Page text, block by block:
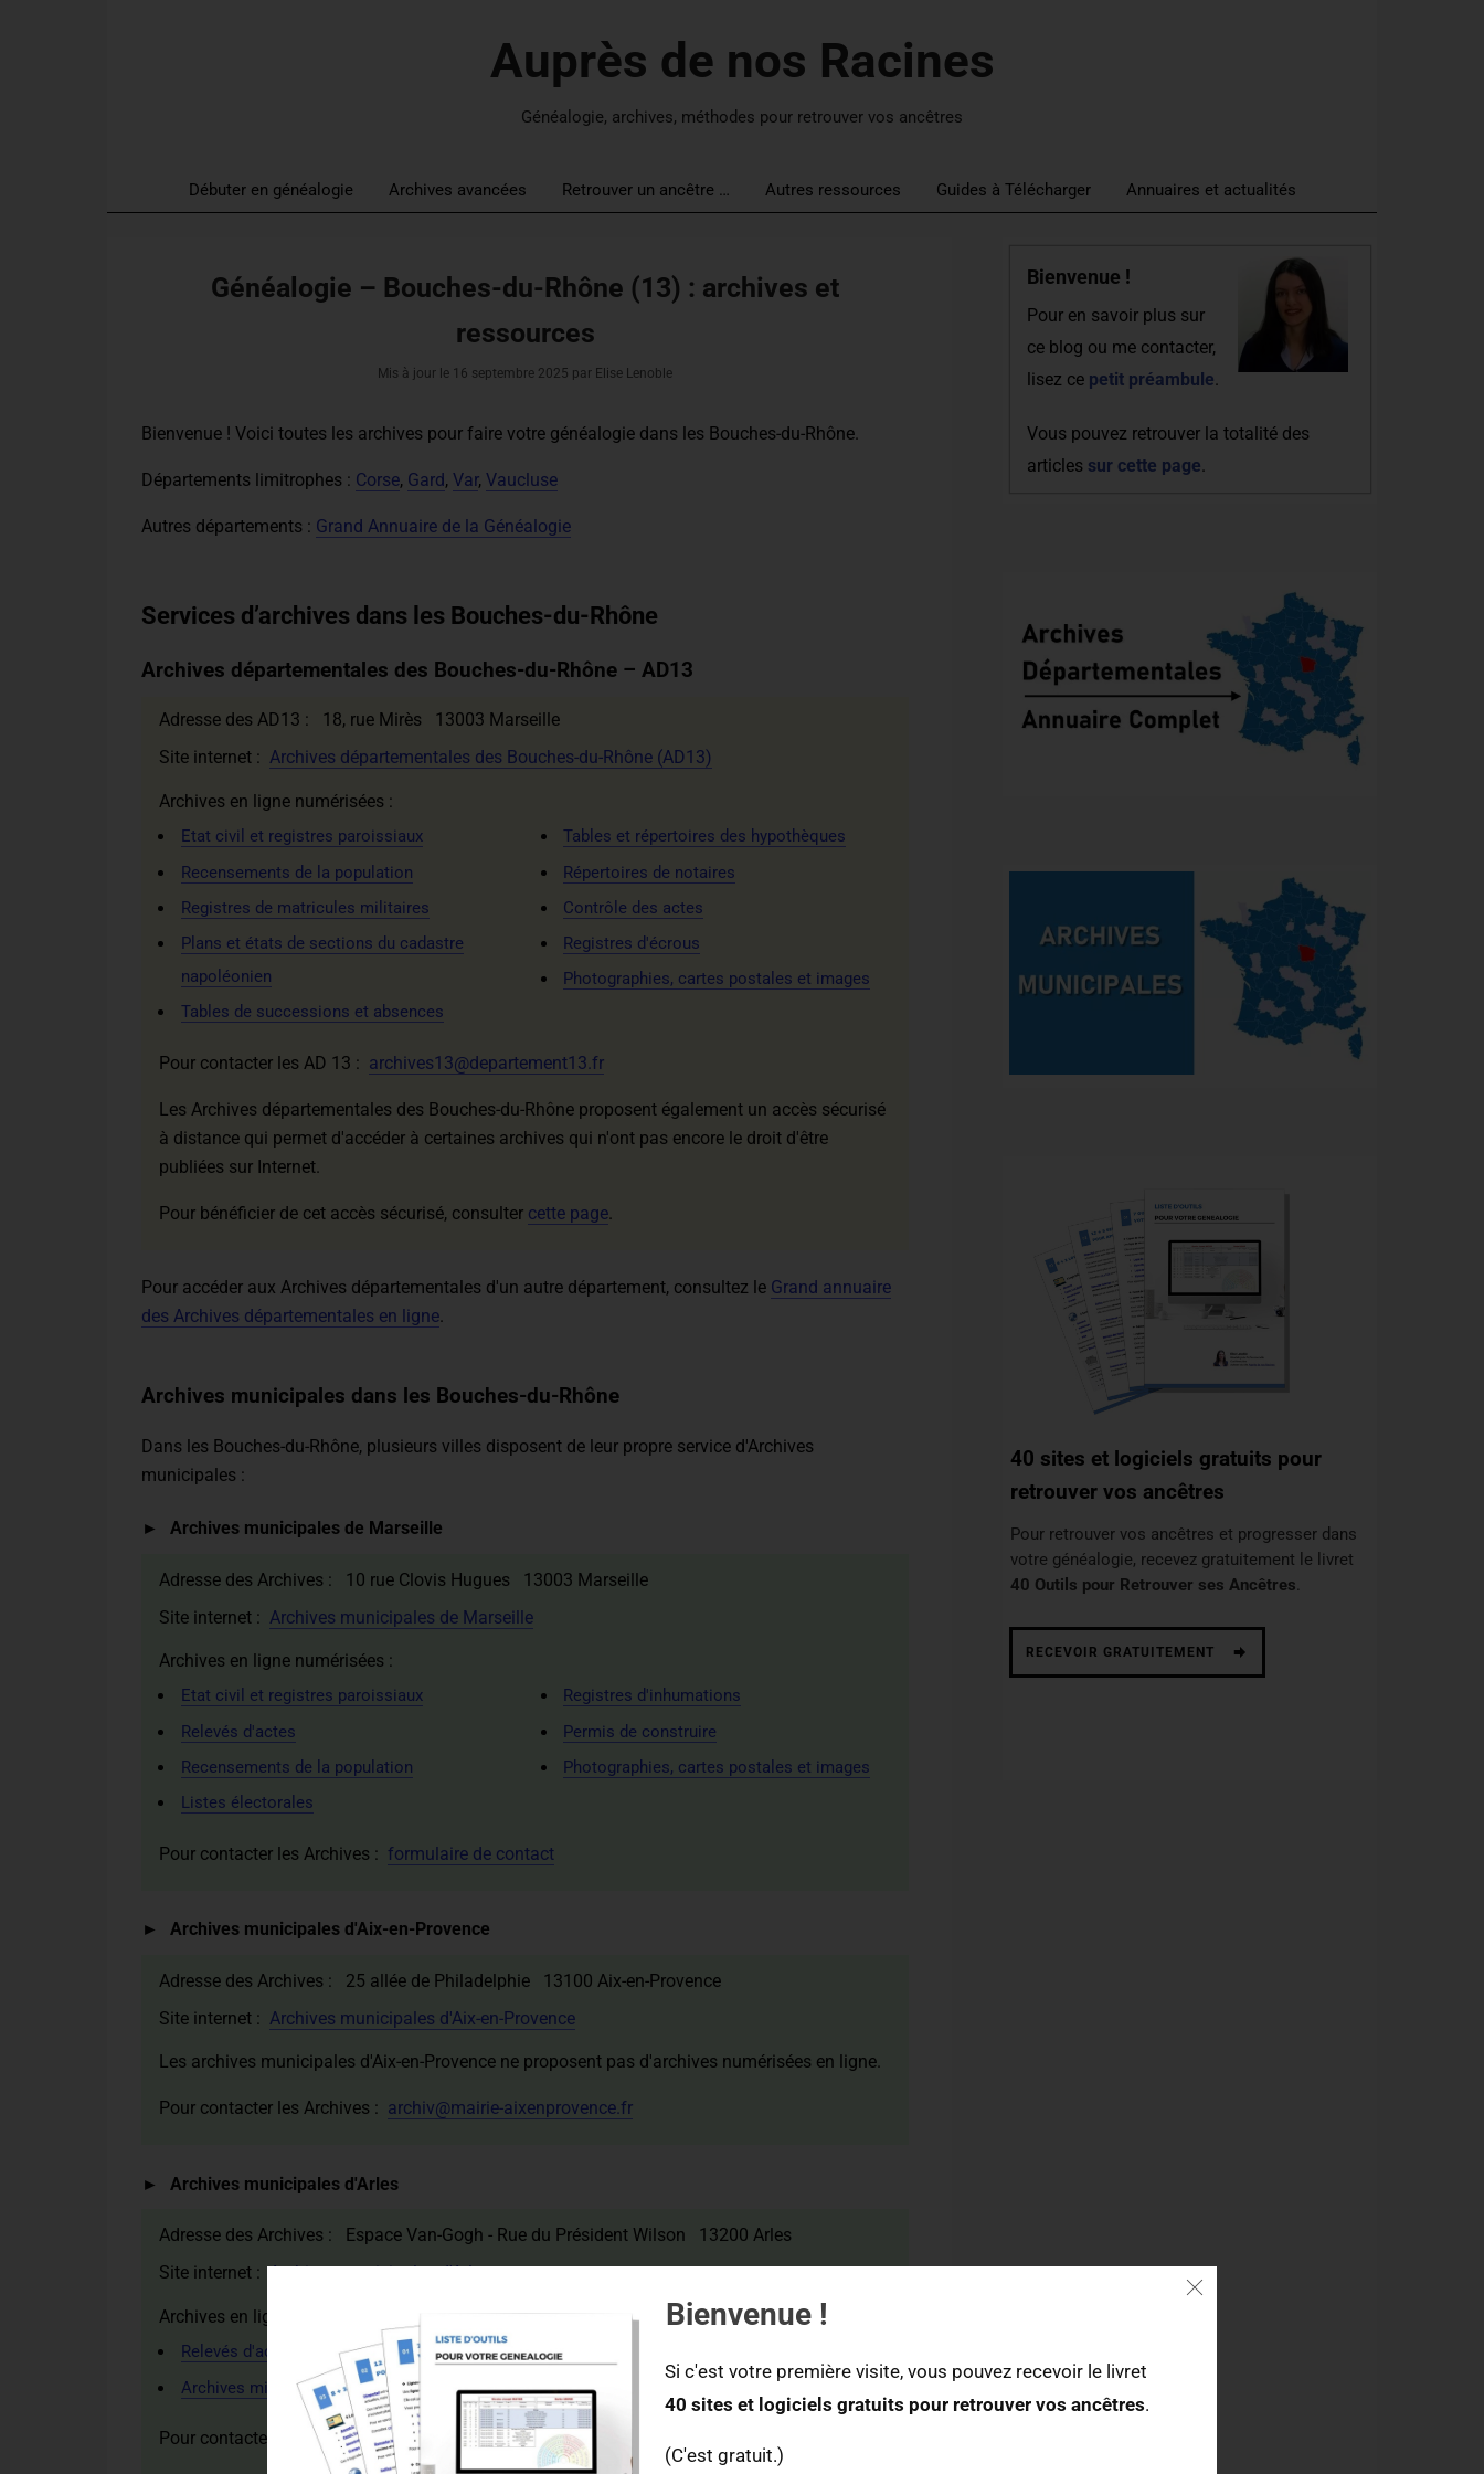
Auprès de nos Racines
Généalogie, archives, méthodes pour retrouver vos ancêtres
Débuter en généalogie Archives avancées Retrouver un ancêtre … Autres ressources Guides à Télécharger Annuaires et actualités
Généalogie – Bouches-du-Rhône (13) : archives et
ressources
Mis à jour le 16 septembre 2025 par Elise Lenoble
Bienvenue ! Voici toutes les archives pour faire votre généalogie dans les Bouches-du-Rhône.
Départements limitrophes : Corse, Gard , Var, Vaucluse
Autres départements : Grand Annuaire de la Généalogie
Services d’archives dans les Bouches-du-Rhône
Archives départementales des Bouches-du-Rhône – AD13
Adresse des AD13 : 18, rue Mirès 13003 Marseille
Site internet : Archives départementales des Bouches-du-Rhône (AD13)
Archives en ligne numérisées :
Etat civil et registres paroissiaux
Recensements de la population
Registres de matricules militaires
Plans et états de sections du cadastre
napoléonien
Tables de successions et absences
Tables et répertoires des hypothèques
Répertoires de notaires
Contrôle des actes
Registres d'écrous
Photographies, cartes postales et images
Pour contacter les AD 13 : archives13@departement13.fr
Les Archives départementales des Bouches-du-Rhône proposent également un accès sécurisé
à distance qui permet d'accéder à certaines archives qui n'ont pas encore le droit d'être
publiées sur Internet.
Pour bénéficier de cet accès sécurisé, consulter cette page.
Pour accéder aux Archives départementales d'un autre département, consultez le Grand annuaire
des Archives départementales en ligne.
Archives municipales dans les Bouches-du-Rhône
Dans les Bouches-du-Rhône, plusieurs villes disposent de leur propre service d'Archives
municipales :
Archives municipales de Marseille
Adresse des Archives : 10 rue Clovis Hugues 13003 Marseille
Site internet : Archives municipales de Marseille
Archives en ligne numérisées :
Etat civil et registres paroissiaux
Relevés d'actes
Recensements de la population
Listes électorales
Registres d'inhumations
Permis de construire
Photographies, cartes postales et images
Pour contacter les Archives : formulaire de contact
Archives municipales d'Aix-en-Provence
Adresse des Archives : 25 allée de Philadelphie 13100 Aix-en-Provence
Site internet : Archives municipales d'Aix-en-Provence
Les archives municipales d'Aix-en-Provence ne proposent pas d'archives numérisées en ligne.
Pour contacter les Archives : archiv@mairie-aixenprovence.fr
Archives municipales d'Arles
Adresse des Archives : Espace Van-Gogh - Rue du Président Wilson 13200 Arles
Site internet :Archives municipales d'Arles
Archives en ligne numérisées :
Relevés d'actes
Archives militaires
Registres des Hospices Civils
Pour contacter les Archives :formulaire de contact
Bienvenue !
Pour en savoir plus sur
ce blog ou me contacter,
lisez ce petit préambule.
Vous pouvez retrouver la totalité des
articles sur cette page.
40 sites et logiciels gratuits pour
retrouver vos ancêtres
Pour retrouver vos ancêtres et progresser dans
votre généalogie, recevez gratuitement le livret
40 Outils pour Retrouver ses Ancêtres.
RECEVOIR GRATUITEMENT
Bienvenue !
Si c'est votre première visite, vous pouvez recevoir le livret
40 sites et logiciels gratuits pour retrouver vos ancêtres.
(C'est gratuit.)